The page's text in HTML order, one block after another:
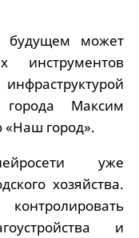
будущем может
Максим
«Наш город».
уже
хозяйства.
и